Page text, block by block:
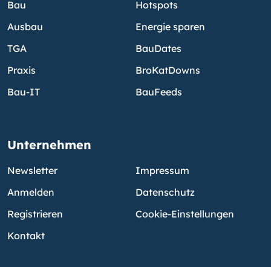
Bau
Ausbau
TGA
Praxis
Bau-IT
Hotspots
Energie sparen
BauDates
BroKatDowns
BauFeeds
Unternehmen
Newsletter
Anmelden
Registrieren
Kontakt
Impressum
Datenschutz
Cookie-Einstellungen